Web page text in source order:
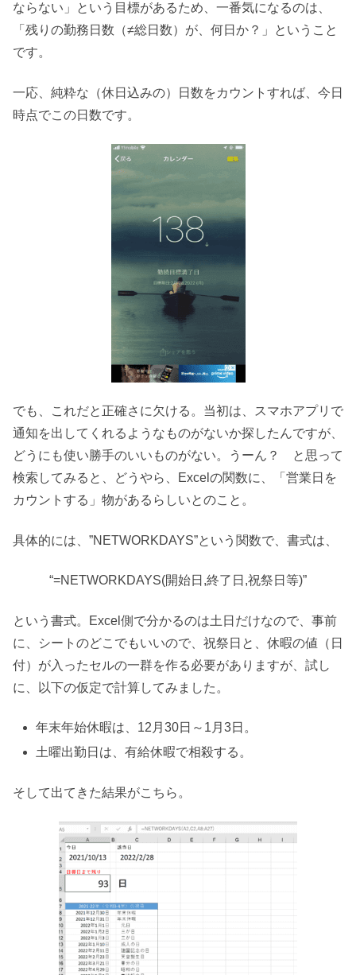
ならない」という目標があるため、一番気になるのは、
「残りの勤務日数（≠総日数）が、何日か？」ということ
です。
一応、純粋な（休日込みの）日数をカウントすれば、今日
時点でこの日数です。
でも、これだと正確さに欠ける。当初は、スマホアプリで
通知を出してくれるようなものがないか探したんですが、
どうにも使い勝手のいいものがない。うーん？ と思って
検索してみると、どうやら、Excelの関数に、「営業日を
カウントする」物があるらしいとのこと。
具体的には、”NETWORKDAYS”という関数で、書式は、
“=NETWORKDAYS(開始日,終了日,祝祭日等)”
という書式。Excel側で分かるのは土日だけなので、事前
に、シートのどこでもいいので、祝祭日と、休暇の値（日
付）が入ったセルの一群を作る必要がありますが、試し
に、以下の仮定で計算してみました。
年末年始休暇は、12月30日～1月3日。
土曜出勤日は、有給休暇で相殺する。
そして出てきた結果がこちら。